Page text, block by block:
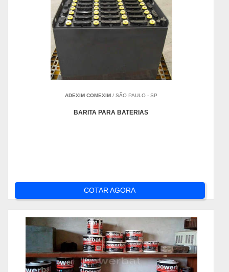
ADEXIM COMEXIM/ SÃO PAULO - SP
BARITA PARA BATERIAS
COTAR AGORA